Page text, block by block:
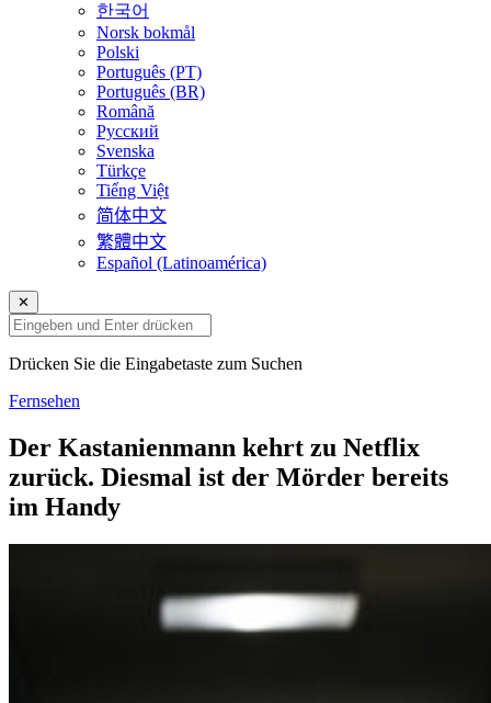
한국어
Norsk bokmål
Polski
Português (PT)
Português (BR)
Română
Русский
Svenska
Türkçe
Tiếng Việt
简体中文
繁體中文
Español (Latinoamérica)
✕
Drücken Sie die Eingabetaste zum Suchen
Fernsehen
Der Kastanienmann kehrt zu Netflix
zurück. Diesmal ist der Mörder bereits
im Handy